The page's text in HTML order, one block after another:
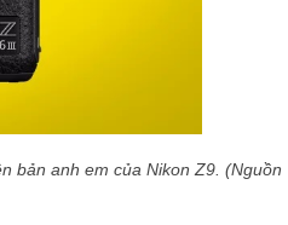
bản anh em của Nikon Z9. (Nguồn